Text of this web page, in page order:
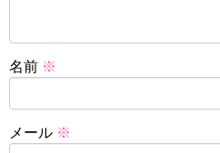
名前 ※
メール ※